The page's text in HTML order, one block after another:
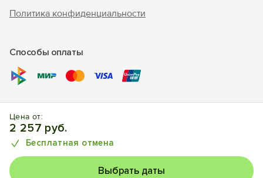
Цена от:
2 257 руб.
Бесплатная отмена
Выбрать даты
Политика конфиденциальности
Способы оплаты
защищены, торговый знак Nº1025240.
отелей, квартир, домов.